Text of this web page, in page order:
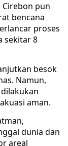
pun
bencana
proses
sekitar 8
besok
Namun,
aman.
dunia dan
areal